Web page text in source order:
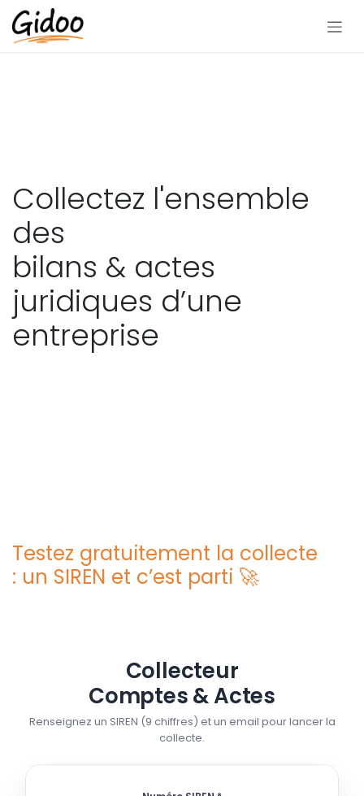
Se rendre au contenu
Collectez l'ensemble
des
bilans & actes
juridiques d’une
entreprise
Testez gratuitement la collecte
: un SIREN et c’est parti 🚀
Collecteur
Comptes & Actes
Renseignez un SIREN (9 chiffres) et un email pour lancer la
collecte.